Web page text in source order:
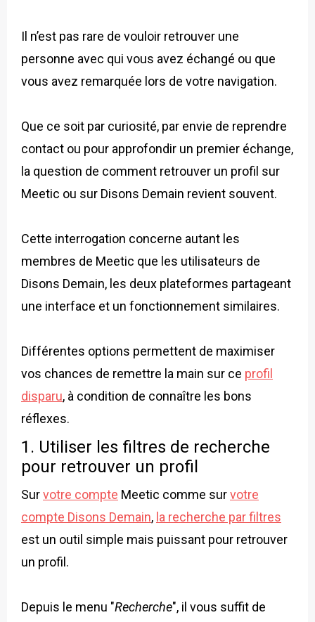
Il n’est pas rare de vouloir retrouver une
personne avec qui vous avez échangé ou que
vous avez remarquée lors de votre navigation.
Que ce soit par curiosité, par envie de reprendre
contact ou pour approfondir un premier échange,
la question de comment retrouver un profil sur
Meetic ou sur Disons Demain revient souvent.
Cette interrogation concerne autant les
membres de Meetic que les utilisateurs de
Disons Demain, les deux plateformes partageant
une interface et un fonctionnement similaires.
Différentes options permettent de maximiser
vos chances de remettre la main sur ce profil
disparu, à condition de connaître les bons
réflexes.
1. Utiliser les filtres de recherche
pour retrouver un profil
Survotre compte Meetic comme survotre
compte Disons Demain, la recherche par filtres
est un outil simple mais puissant pour retrouver
un profil.
Depuis le menu "Recherche", il vous suffit de